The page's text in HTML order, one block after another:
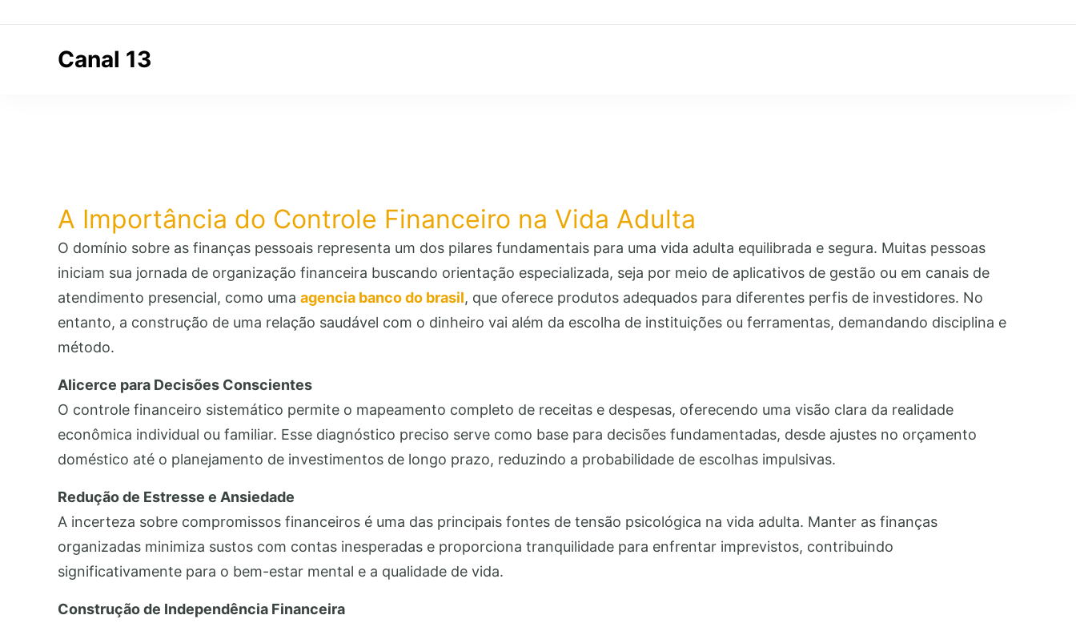
Canal 13
A Importância do Controle Financeiro na Vida Adulta
O domínio sobre as finanças pessoais representa um dos pilares fundamentais para uma vida adulta equilibrada e segura. Muitas pessoas
iniciam sua jornada de organização financeira buscando orientação especializada, seja por meio de aplicativos de gestão ou em canais de
atendimento presencial, como uma agencia banco do brasil, que oferece produtos adequados para diferentes perfis de investidores. No
entanto, a construção de uma relação saudável com o dinheiro vai além da escolha de instituições ou ferramentas, demandando disciplina e
método.
Alicerce para Decisões Conscientes
O controle financeiro sistemático permite o mapeamento completo de receitas e despesas, oferecendo uma visão clara da realidade
econômica individual ou familiar. Esse diagnóstico preciso serve como base para decisões fundamentadas, desde ajustes no orçamento
doméstico até o planejamento de investimentos de longo prazo, reduzindo a probabilidade de escolhas impulsivas.
Redução de Estresse e Ansiedade
A incerteza sobre compromissos financeiros é uma das principais fontes de tensão psicológica na vida adulta. Manter as finanças
organizadas minimiza sustos com contas inesperadas e proporciona tranquilidade para enfrentar imprevistos, contribuindo
significativamente para o bem-estar mental e a qualidade de vida.
Construção de Independência Financeira